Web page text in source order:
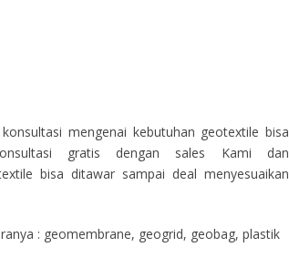
mengenai kebutuhan geotextile bisa
gratis dengan sales Kami dan
bisa ditawar sampai deal menyesuaikan
: geomembrane, geogrid, geobag, plastik